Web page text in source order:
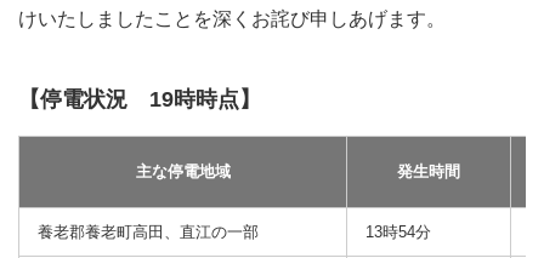
けいたしましたことを深くお詫び申しあげます。
【停電状況 19時時点】
主な停電地域 発生時間
養老郡養老町高田、直江の一部 13時54分